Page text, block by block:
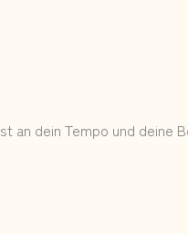
an dein Tempo und deine